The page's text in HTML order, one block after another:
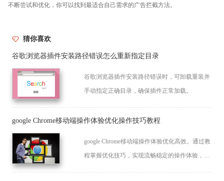
不断尝试和优化，你可以找到最适合自己需求的广告拦截方法。
猜你喜欢
谷歌浏览器插件安装路径错误怎么重新指定目录
谷歌浏览器插件安装路径错误时，可卸载重装并
手动指定正确目录，确保插件正常加载。
google Chrome移动端操作体验优化操作技巧教程
google Chrome移动端操作体验优化高效。通过教
程掌握优化技巧，实现流畅稳定的操作体验，让